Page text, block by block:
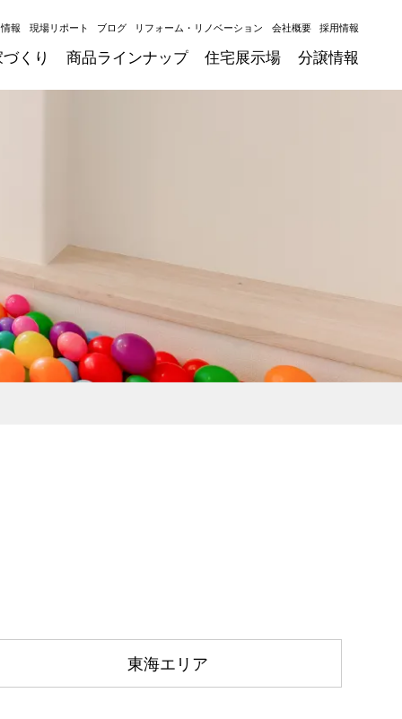
報 現場リポート ブログ リフォーム・リノベーション 会社概要 採用情報
くり 商品ラインナップ 住宅展示場 分譲情報
東海エリア